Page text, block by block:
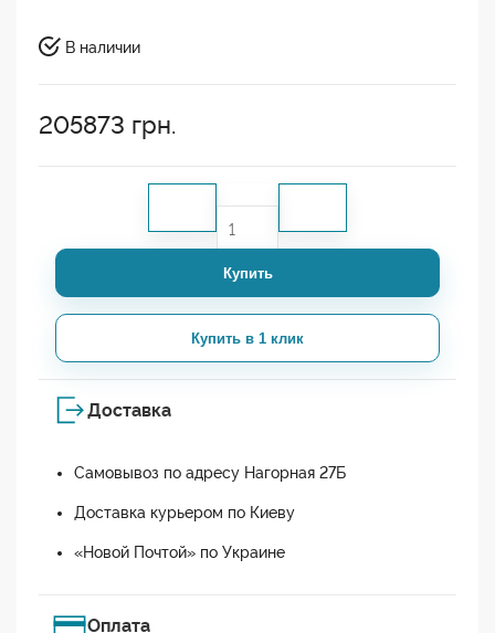
В наличии
205873 грн.
Купить
Купить в 1 клик
Доставка
Самовывоз по адресу Нагорная 27Б
Доставка курьером по Киеву
«Новой Почтой» по Украине
Оплата